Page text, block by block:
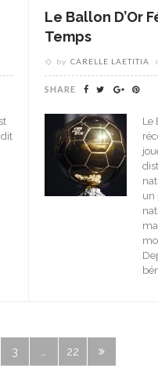
Le Ballon D’Or
Temps
by CARELLE LAETITIA
SHARE
Le
un
3 22